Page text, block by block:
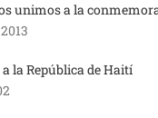
unimos a la
la República de Haití